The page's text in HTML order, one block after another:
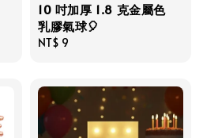
10 吋加厚 1.8 克金屬色
乳膠氣球🎈
Regular
NT$ 9